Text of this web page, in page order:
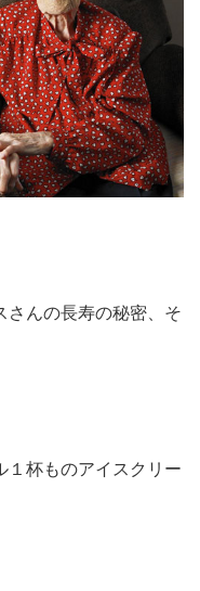
さんの長寿の秘密、そ
１杯ものアイスクリー